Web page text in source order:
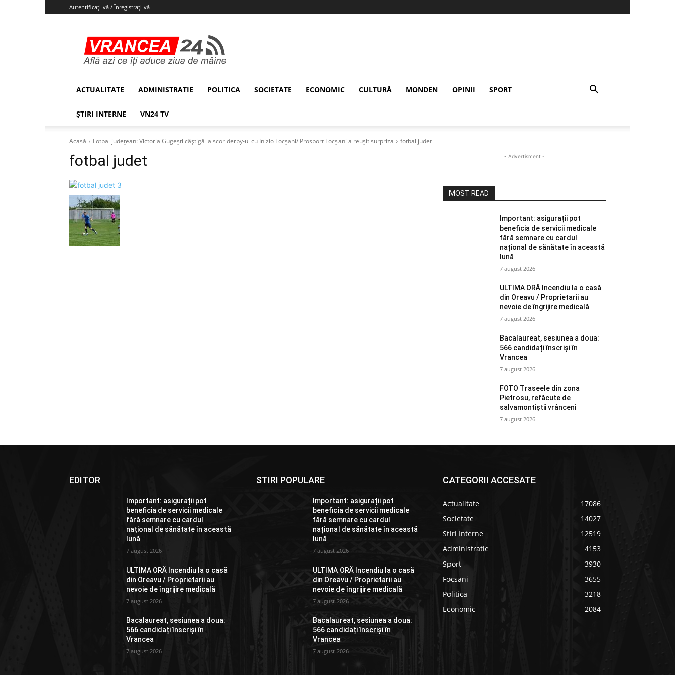
Autentificați-vă / Înregistrați-vă
ACTUALITATE ADMINISTRATIE POLITICA SOCIETATE ECONOMIC CULTURĂ MONDEN OPINII SPORT
ȘTIRI INTERNE VN24 TV
Acasă Fotbal județean: Victoria Gugești câștigă la scor derby-ul cu Inizio Focșani/ Prosport Focșani a reușit surpriza fotbal judet
fotbal judet - Advertisment -
MOST READ
Important: asigurații pot
beneficia de servicii medicale
fără semnare cu cardul
național de sănătate în această
lună
7 august 2026
ULTIMA ORĂ Incendiu la o casă
din Oreavu / Proprietarii au
nevoie de îngrijire medicală
7 august 2026
Bacalaureat, sesiunea a doua:
566 candidați înscriși în
Vrancea
7 august 2026
FOTO Traseele din zona
Pietrosu, refăcute de
salvamontiștii vrânceni
7 august 2026
EDITOR
Important: asigurații pot
beneficia de servicii medicale
fără semnare cu cardul
național de sănătate în această
lună
7 august 2026
ULTIMA ORĂ Incendiu la o casă
din Oreavu / Proprietarii au
nevoie de îngrijire medicală
7 august 2026
Bacalaureat, sesiunea a doua:
566 candidați înscriși în
Vrancea
7 august 2026
STIRI POPULARE
Important: asigurații pot
beneficia de servicii medicale
fără semnare cu cardul
național de sănătate în această
lună
7 august 2026
ULTIMA ORĂ Incendiu la o casă
din Oreavu / Proprietarii au
nevoie de îngrijire medicală
7 august 2026
Bacalaureat, sesiunea a doua:
566 candidați înscriși în
Vrancea
7 august 2026
CATEGORII ACCESATE
Actualitate
17086
Societate
14027
Stiri Interne
12519
Administratie
4153
Sport
3930
Focsani
3655
Politica
3218
Economic
2084